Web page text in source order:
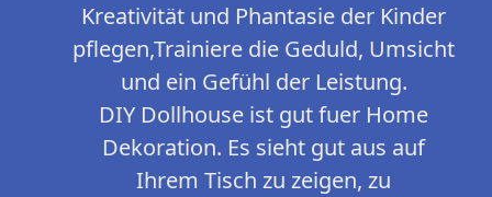
Kreativität und Phantasie der Kinder
pflegen,Trainiere die Geduld, Umsicht
und ein Gefühl der Leistung.
DIY Dollhouse ist gut fuer Home
Dekoration. Es sieht gut aus auf
Ihrem Tisch zu zeigen, zu